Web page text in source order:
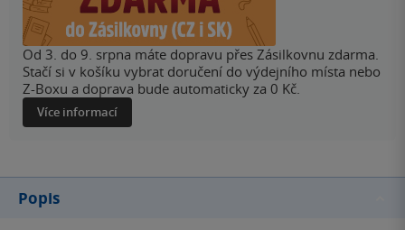
Od 3. do 9. srpna máte dopravu přes Zásilkovnu zdarma.
Stačí si v košíku vybrat doručení do výdejního místa nebo
Z-Boxu a doprava bude automaticky za 0 Kč.
Více informací
Popis